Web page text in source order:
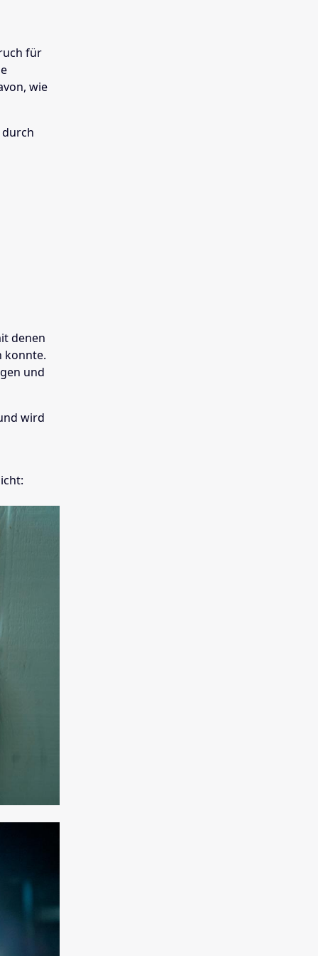
für
wie
denen
konnte.
und
wird